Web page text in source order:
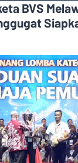
BVS